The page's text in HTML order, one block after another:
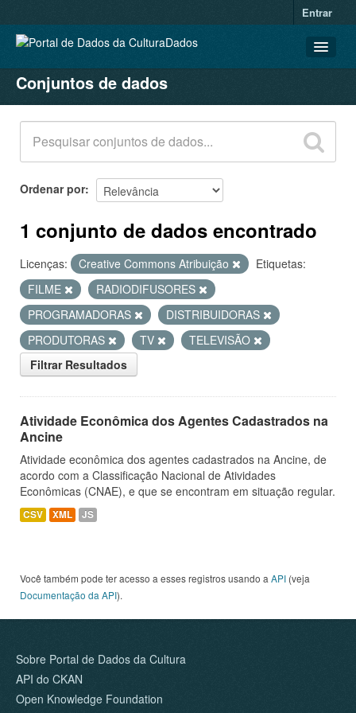
Entrar
CONJUNTOS DE DADOS
ORGANIZAÇÕES
GRUPOS
SOBRE
Conjuntos de dados
Ordenar por
1 conjunto de dados encontrado
Licenças: Creative Commons Atribuição
Etiquetas:
FILME
RADIODIFUSORES
PROGRAMADORAS
DISTRIBUIDORAS
PRODUTORAS
TV
TELEVISÃO
Filtrar Resultados
Atividade Econômica dos Agentes Cadastrados na
Ancine
Atividade econômica dos agentes cadastrados na Ancine, de
acordo com a Classificação Nacional de Atividades
Econômicas (CNAE), e que se encontram em situação regular.
CSV XML JS
Você também pode ter acesso a esses registros usando a API (veja
Documentação da API).
Sobre Portal de Dados da Cultura
API do CKAN
Open Knowledge Foundation